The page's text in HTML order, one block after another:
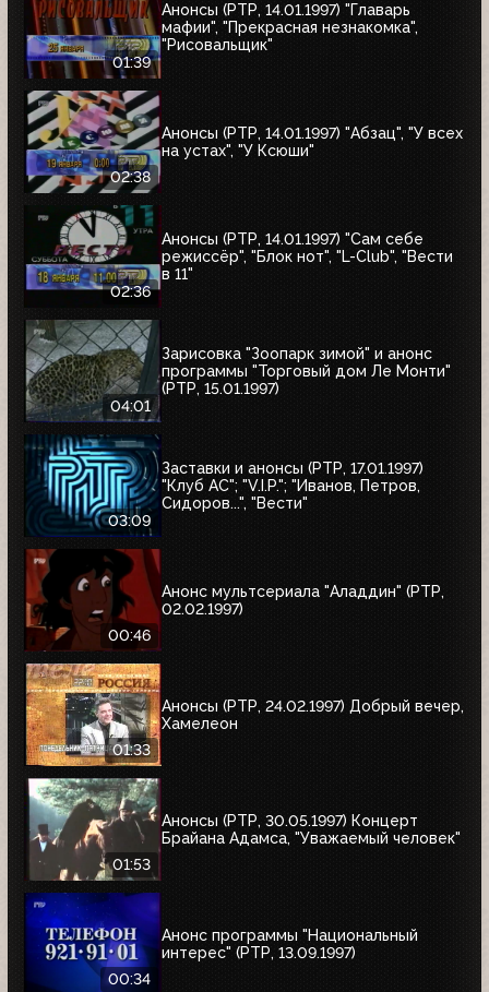
01:39
Анонсы (РТР, 14.01.1997) "Главарь
мафии", "Прекрасная незнакомка",
"Рисовальщик"
02:38
Анонсы (РТР, 14.01.1997) "Абзац", "У всех
на устах", "У Ксюши"
02:36
Анонсы (РТР, 14.01.1997) "Сам себе
режиссёр", "Блок нот", "L-Club", "Вести
в 11"
04:01
Зарисовка "Зоопарк зимой" и анонс
программы "Торговый дом Ле Монти"
(РТР, 15.01.1997)
03:09
Заставки и анонсы (РТР, 17.01.1997)
"Клуб АС"; "V.I.P."; "Иванов, Петров,
Сидоров...", "Вести"
00:46
Анонс мультсериала "Аладдин" (РТР,
02.02.1997)
01:33
Анонсы (РТР, 24.02.1997) Добрый вечер,
Хамелеон
01:53
Анонсы (РТР, 30.05.1997) Концерт
Брайана Адамса, "Уважаемый человек"
00:34
Анонс программы "Национальный
интерес" (РТР, 13.09.1997)